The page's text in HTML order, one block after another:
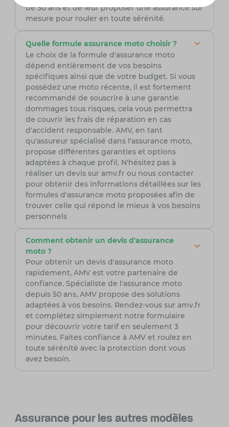
de 50 ans et de leur proposer une assurance sur
mesure pour rouler en toute sérénité.
Quelle formule assurance moto choisir ?
Le choix de la formule d'assurance moto
dépend entièrement de vos besoins
spécifiques ainsi que de votre budget. Si vous
possédez une moto récente, il est fortement
recommandé de souscrire à une garantie
dommages tous risques, cela vous permettra
de couvrir les frais de réparation en cas
d'accident responsable. AMV, en tant
qu'assureur spécialisé dans l'assurance moto,
propose différentes garanties et options
adaptées à chaque profil. N'hésitez pas à
réaliser un devis sur amv.fr ou nous contacter
pour obtenir des informations détaillées sur les
formules d'assurance moto proposées afin de
trouver celle qui répond le mieux à vos besoins
personnels
Comment obtenir un devis d'assurance
moto ?
Pour obtenir un devis d'assurance moto
rapidement, AMV est votre partenaire de
confiance. Spécialiste de l'assurance moto
depuis 50 ans, AMV propose des solutions
adaptées à vos besoins. Rendez-vous sur amv.fr
et complétez simplement notre formulaire
pour découvrir votre tarif en seulement 3
minutes. Faites confiance à AMV et roulez en
toute sérénité avec la protection dont vous
avez besoin.
Assurance pour les autres modèles